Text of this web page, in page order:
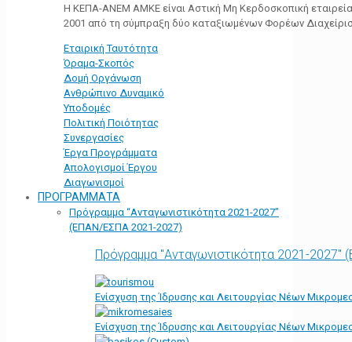
Η ΚΕΠΑ-ΑΝΕΜ ΑΜΚΕ είναι Αστική Μη Κερδοσκοπική
2001 από τη σύμπραξη δύο καταξιωμένων Φορέων
Εταιρική Ταυτότητα
Όραμα-Σκοπός
Δομή Οργάνωση
Ανθρώπινο Δυναμικό
Υποδομές
Πολιτική Ποιότητας
Συνεργασίες
Έργα Προγράμματα
Απολογισμοί Έργου
Διαγωνισμοί
ΠΡΟΓΡΑΜΜΑΤΑ
Πρόγραμμα “Ανταγωνιστικότητα 2021-2027”
(ΕΠΑΝ/ΕΣΠΑ 2021-2027)
Πρόγραμμα "Ανταγωνιστικότητα 2021-
Ενίσχυση της Ίδρυσης και Λειτουργίας Νέων
Ενίσχυση της Ίδρυσης και Λειτουργίας Νέων